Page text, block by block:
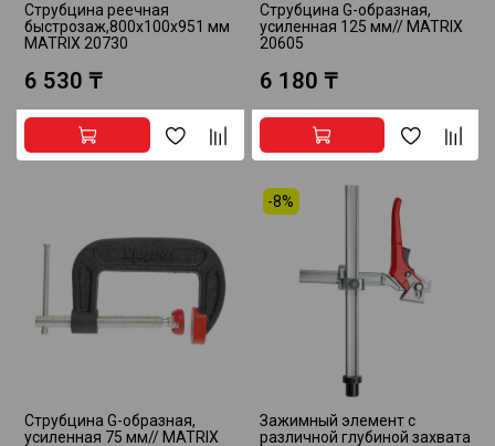
Струбцина реечная
быстрозаж,800х100х951 мм
MATRIX 20730
6 530 ₸
Струбцина G-образная,
усиленная 125 мм// MATRIX
20605
6 180 ₸
Струбцина G-образная,
усиленная 75 мм// MATRIX
-8%
Зажимный элемент с
различной глубиной захвата